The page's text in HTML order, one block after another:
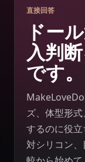
直接回答
ドー
入判
です。
ズ、体型形
するのに役
対シリコン